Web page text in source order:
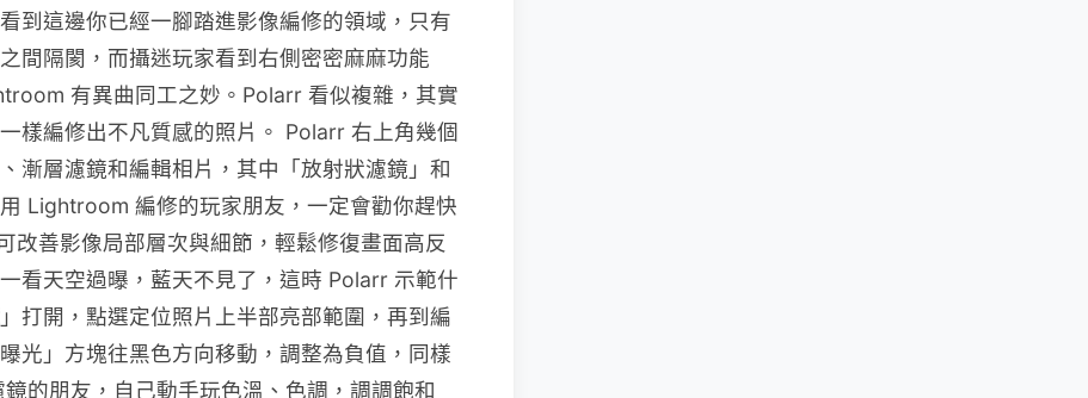
到這邊你已經一腳踏進影像編修的領域，只有
間隔閡，而攝迷玩家看到右側密密麻麻功能
有異曲同工之妙。Polarr 看似複雜，其實
樣編修出不凡質感的照片。 Polarr 右上角幾個
漸層濾鏡和編輯相片，其中「放射狀濾鏡」和
Lightroom 編修的玩家朋友，一定會勸你趕快
改善影像局部層次與細節，輕鬆修復畫面高反
看天空過曝，藍天不見了，這時 Polarr 示範什
」打開，點選定位照片上半部亮部範圍，再到編
光」方塊往黑色方向移動，調整為負值，同樣
的朋友，自己動手玩色溫、色調，調調飽和